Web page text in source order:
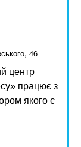
46
центр
працює з
якого є